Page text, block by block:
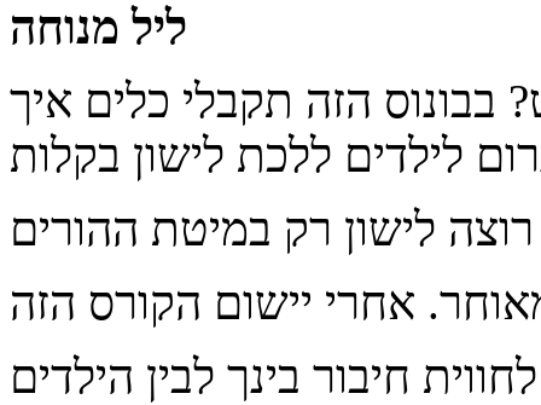
ליל מנוחה
הזה תקבלי כלים איך
אחרי יישום הקורס הזה